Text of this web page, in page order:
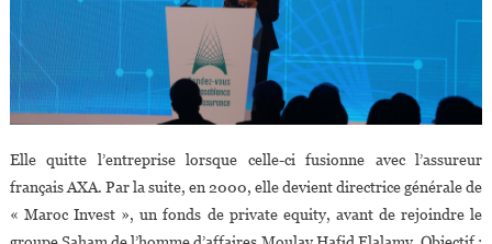
Elle quitte l’entreprise lorsque celle-ci fusionne avec l’assureur
français AXA. Par la suite, en 2000, elle devient directrice générale de
« Maroc Invest », un fonds de private equity, avant de rejoindre le